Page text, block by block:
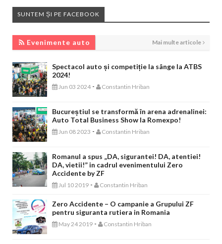
SUNTEM ȘI PE FACEBOOK
Evenimente auto Mai multe articole
Spectacol auto și competiție la sânge la ATBS
2024!
Jun 03 2024 - Constantin Hriban
Bucureștiul se transformă în arena adrenalinei:
Auto Total Business Show la Romexpo!
Jun 08 2023 - Constantin Hriban
Romanul a spus „DA, sigurantei! DA, atentiei!
DA, vietii!” in cadrul evenimentului Zero
Accidente by ZF
Jul 10 2019 - Constantin Hriban
Zero Accidente – O campanie a Grupului ZF
pentru siguranta rutiera in Romania
May 24 2019 - Constantin Hriban